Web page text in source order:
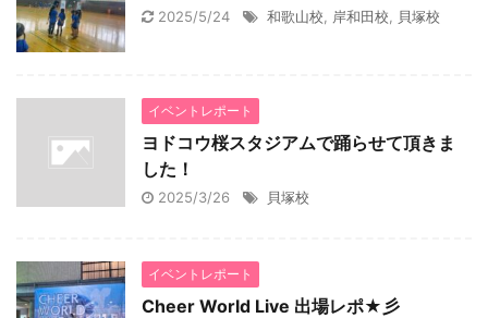
2025/5/24 和歌山校 岸和田校 貝塚校
イベントレポート
ヨドコウ桜スタジアムで踊らせて頂きま
した！
2025/3/26 貝塚校
イベントレポート
Cheer World Live 出場レポ★彡